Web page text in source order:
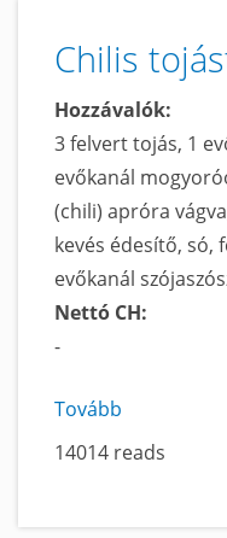
Chilis
Hozzávalók:
3 felvert tojás, 1
evőkanál
(chili) apróra
kevés édesítő, só,
evőkanál
Nettó CH:
-
Tovább
Chilis
14014 reads